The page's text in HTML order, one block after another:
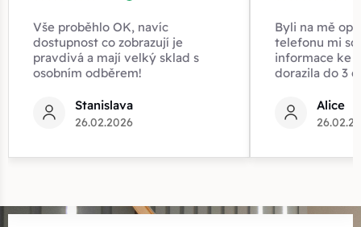
Vše proběhlo OK, navíc
dostupnost co zobrazují je
pravdivá a mají velký sklad s
osobním odběrem!
Stanislava
26.02.2026
Byli na mě
telefonu mi
informace ke
dorazila do 3
Alice